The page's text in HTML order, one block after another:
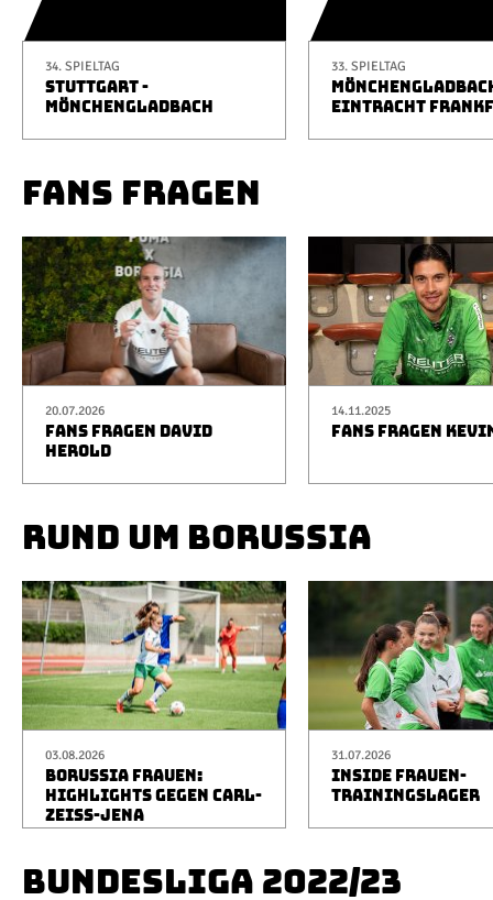
34. SPIELTAG
STUTTGART -
MÖNCHENGLADBACH
33. SPIELTAG
EINTRACHT
FANS FRAGEN
20.07.2026
FANS FRAGEN DAVID
HEROLD
14.11.2025
FANS FRAGEN
RUND UM BORUSSIA
03.08.2026
BORUSSIA FRAUEN:
HIGHLIGHTS GEGEN CARL-
ZEISS-JENA
31.07.2026
INSIDE FRAUEN-
TRAININGSLAGER
BUNDESLIGA 2022/23